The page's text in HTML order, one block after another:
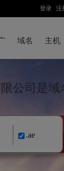
登录 注
域名 主机
公司是域
.ae